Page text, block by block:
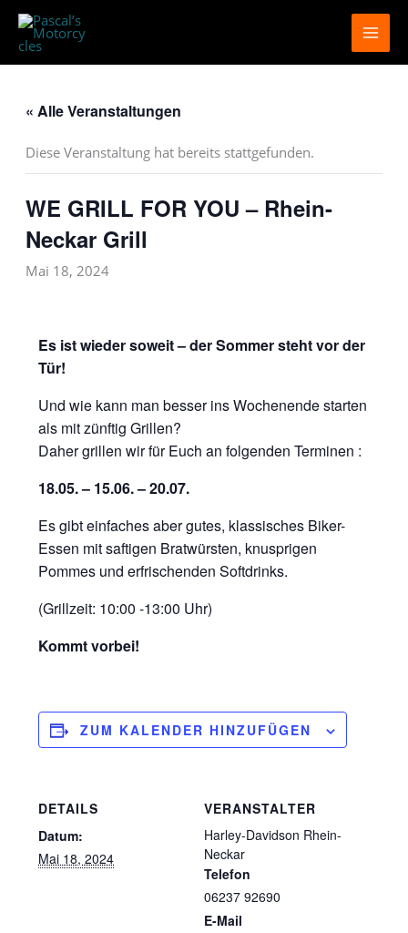
Inhalt
springen
« Alle Veranstaltungen
Diese Veranstaltung hat bereits stattgefunden.
WE GRILL FOR YOU – Rhein-
Neckar Grill
Mai 18, 2024
Es ist wieder soweit – der Sommer steht vor der
Tür!
Und wie kann man besser ins Wochenende starten
als mit zünftig Grillen?
Daher grillen wir für Euch an folgenden Terminen :
18.05. – 15.06. – 20.07.
Es gibt einfaches aber gutes, klassisches Biker-
Essen mit saftigen Bratwürsten, knusprigen
Pommes und erfrischenden Softdrinks.
(Grillzeit: 10:00 -13:00 Uhr)
Kommt vorbei!
ZUM KALENDER HINZUFÜGEN
DETAILS
Datum:
Mai 18, 2024
VERANSTALTER
Harley-Davidson Rhein-
Neckar
Telefon
06237 92690
E-Mail